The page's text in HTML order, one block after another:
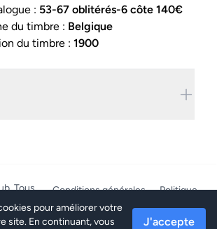
pour améliorer votre
site. En continuant, vous
J'accepte
: 53-67 oblitérés-6 côte 140€
du timbre : Belgique
du timbre : 1900
Tous
-
Conditions générales
Politique
de confidentialité